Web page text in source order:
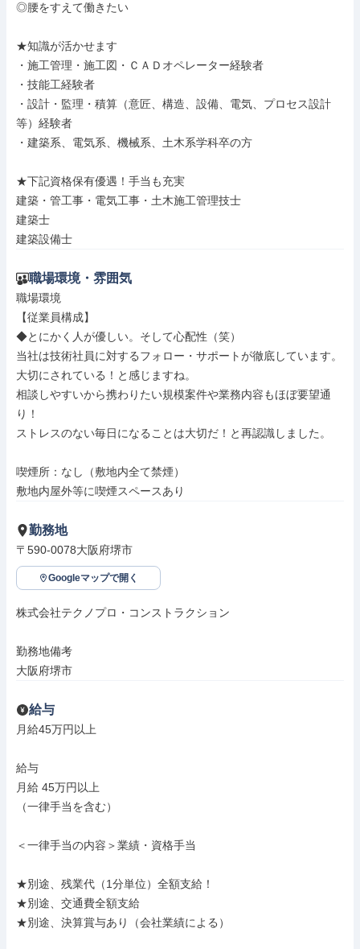
◎腰をすえて働きたい
★知識が活かせます
・施工管理・施工図・ＣＡＤオペレーター経験者
・技能工経験者
・設計・監理・積算（意匠、構造、設備、電気、プロセス設計
等）経験者
・建築系、電気系、機械系、土木系学科卒の方
★下記資格保有優遇！手当も充実
建築・管工事・電気工事・土木施工管理技士
建築士
建築設備士
職場環境・雰囲気
職場環境
【従業員構成】
◆とにかく人が優しい。そして心配性（笑）
当社は技術社員に対するフォロー・サポートが徹底しています。
大切にされている！と感じますね。
相談しやすいから携わりたい規模案件や業務内容もほぼ要望通
り！
ストレスのない毎日になることは大切だ！と再認識しました。
喫煙所：なし（敷地内全て禁煙）
敷地内屋外等に喫煙スペースあり
勤務地
〒590-0078大阪府堺市
Googleマップで開く
株式会社テクノプロ・コンストラクション
勤務地備考
大阪府堺市
給与
月給45万円以上
給与
月給 45万円以上
（一律手当を含む）
＜一律手当の内容＞業績・資格手当
★別途、残業代（1分単位）全額支給！
★別途、交通費全額支給
★別途、決算賞与あり（会社業績による）